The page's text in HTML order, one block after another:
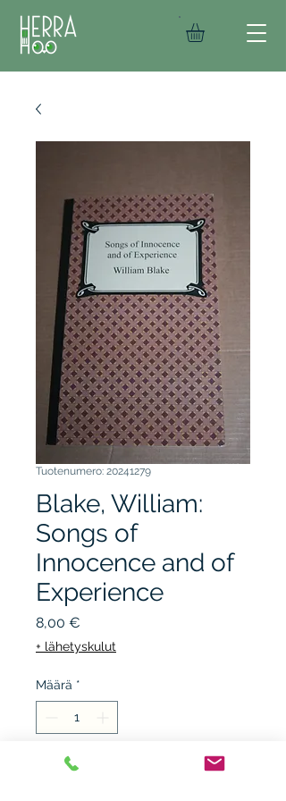
Tuotenumero: 20241279
Blake, William:
Songs of
Innocence and of
Experience
8,00 €
+ lähetyskulut
Määrä *
Lisää ostoskärryyn